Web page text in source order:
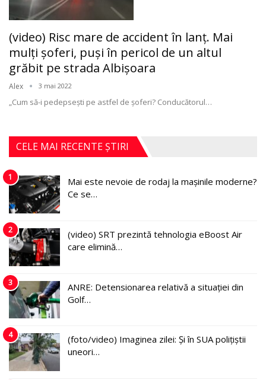
(video) Risc mare de accident în lanţ. Mai
mulţi şoferi, puşi în pericol de un altul
grăbit pe strada Albişoara
Alex 3 mai 2022
„Cum să-i pedepsești pe astfel de șoferi? Conducătorul…
CELE MAI RECENTE ȘTIRI
1
Mai este nevoie de rodaj la mașinile moderne?
Ce se…
2
(video) SRT prezintă tehnologia eBoost Air
care elimină…
3
ANRE: Detensionarea relativă a situației din
Golf…
4
(foto/video) Imaginea zilei: Și în SUA polițiștii
uneori…